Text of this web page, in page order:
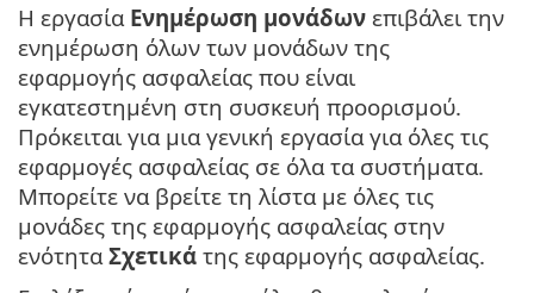
Η εργασία Ενημέρωση μονάδων επιβάλει την
ενημέρωση όλων των μονάδων της
εφαρμογής ασφαλείας που είναι
εγκατεστημένη στη συσκευή προορισμού.
Πρόκειται για μια γενική εργασία για όλες τις
εφαρμογές ασφαλείας σε όλα τα συστήματα.
Μπορείτε να βρείτε τη λίστα με όλες τις
μονάδες της εφαρμογής ασφαλείας στην
ενότητα Σχετικά της εφαρμογής ασφαλείας.